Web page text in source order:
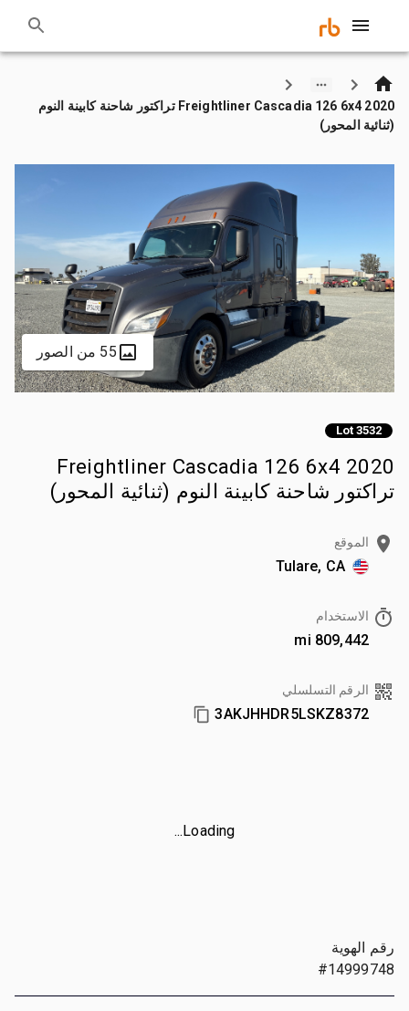
2020 Freightliner Cascadia 126 6x4 تراكتور شاحنة كابينة النوم
(ثنائية المحور)
55 من الصور
Lot 3532
2020 Freightliner Cascadia 126 6x4
تراكتور شاحنة كابينة النوم (ثنائية المحور)
الموقع
Tulare, CA
الاستخدام
809,442 mi
الرقم التسلسلي
3AKJHHDR5LSKZ8372
Loading...
رقم الهوية
#14999748